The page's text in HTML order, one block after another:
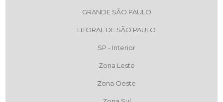
GRANDE SÃO PAULO
LITORAL DE SÃO PAULO
SP - Interior
Zona Leste
Zona Oeste